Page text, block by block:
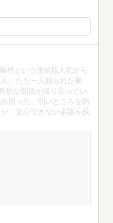
村という連続殺人犯から
。ただ一人頼られた事
妙な関係が成り立ってい
切った。弱いところを的
、安心できない余韻を残